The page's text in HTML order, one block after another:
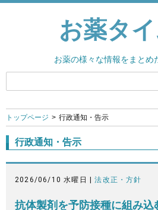
お薬タ
お薬の様々な情報をまとめ
トップページ 行政通知・告示
行政通知・告示
2026/06/10 水曜日 |法改正・方針
抗体製剤を予防接種に組み